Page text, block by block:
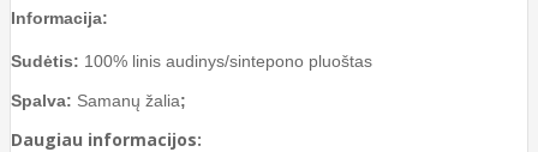
Informacija:
Sudėtis: 100% linis audinys/sintepono pluoštas
Spalva: Samanų žalia;
Daugiau informacijos: